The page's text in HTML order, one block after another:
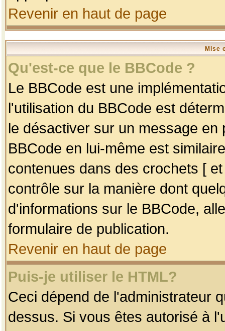
Revenir en haut de page
Mise
Qu'est-ce que le BBCode ?
Le BBCode est une
l'utilisation du BBCode est
le désactiver sur un message
BBCode en lui-même est
contenues dans des crochets [
contrôle sur la manière dont
d'informations sur le BBCode,
formulaire de publication.
Revenir en haut de page
Puis-je utiliser le HTML?
Ceci dépend de l'administrateur
dessus. Si vous êtes autorisé à